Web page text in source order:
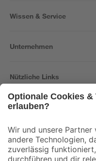
Wissen & Service
Unternehmen
Nützliche Links
Der toom Newsletter: Keine
Zur Newsletter